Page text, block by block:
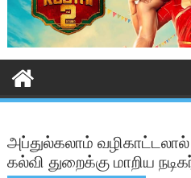
அப்துல்கலாம்
கல்வி துறைக்கு மாறிய